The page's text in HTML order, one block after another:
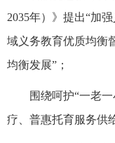
2035年）》提出“加
域义务教育优质均衡
均衡发展”；
围绕呵护“一老
疗、普惠托育服务供